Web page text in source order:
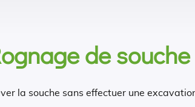
de souche
la souche sans effectuer une